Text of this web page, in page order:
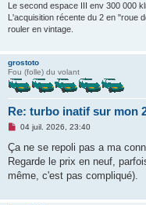
Le second espace III env 300 000
L'acquisition récente du 2 en "roue
rouler en vintage.
grostoto
Fou (folle) du volant
Re: turbo inatif sur mon
M
s
a
g
o
04 juil. 2026, 23:40
Ça ne se repoli pas a ma
Regarde le prix en neuf,
même, c'est pas compliqué).